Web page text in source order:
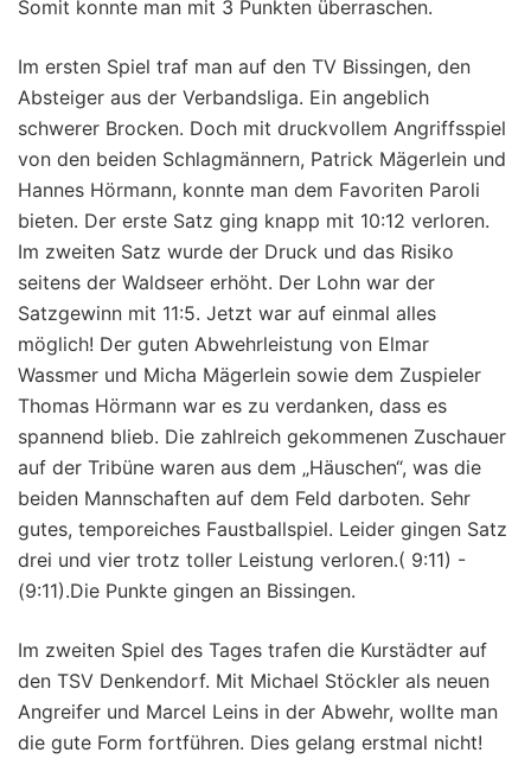
Somit konnte man mit 3 Punkten überraschen.
Im ersten Spiel traf man auf den TV Bissingen, den
Absteiger aus der Verbandsliga. Ein angeblich
schwerer Brocken. Doch mit druckvollem Angriffsspiel
von den beiden Schlagmännern, Patrick Mägerlein und
Hannes Hörmann, konnte man dem Favoriten Paroli
bieten. Der erste Satz ging knapp mit 10:12 verloren.
Im zweiten Satz wurde der Druck und das Risiko
seitens der Waldseer erhöht. Der Lohn war der
Satzgewinn mit 11:5. Jetzt war auf einmal alles
möglich! Der guten Abwehrleistung von Elmar
Wassmer und Micha Mägerlein sowie dem Zuspieler
Thomas Hörmann war es zu verdanken, dass es
spannend blieb. Die zahlreich gekommenen Zuschauer
auf der Tribüne waren aus dem „Häuschen“, was die
beiden Mannschaften auf dem Feld darboten. Sehr
gutes, temporeiches Faustballspiel. Leider gingen Satz
drei und vier trotz toller Leistung verloren.( 9:11) -
(9:11).Die Punkte gingen an Bissingen.
Im zweiten Spiel des Tages trafen die Kurstädter auf
den TSV Denkendorf. Mit Michael Stöckler als neuen
Angreifer und Marcel Leins in der Abwehr, wollte man
die gute Form fortführen. Dies gelang erstmal nicht!